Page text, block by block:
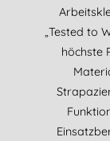
„Tested to
höchste